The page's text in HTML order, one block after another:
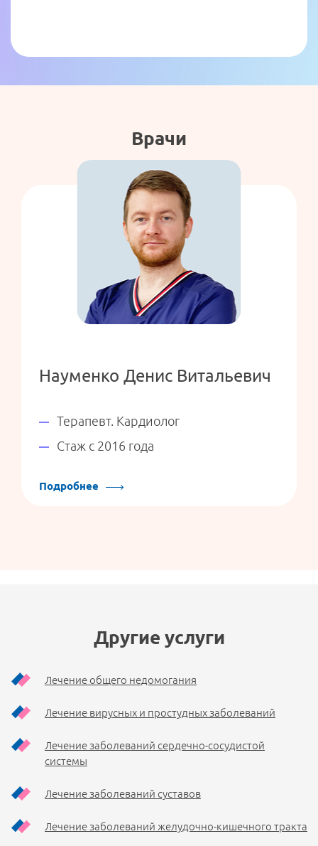
Врачи
Науменко Денис Витальевич
Терапевт. Кардиолог
Стаж с 2016 года
Подробнее
Другие услуги
Лечение общего недомогания
Лечение вирусных и простудных заболеваний
Лечение заболеваний сердечно-сосудистой
системы
Лечение заболеваний суставов
Лечение заболеваний желудочно-кишечного тракта
и обработки персональных данных».
Я ознакомлен и согласен с«Условиями сбора и
обработки персональных данных».
Записаться на прием